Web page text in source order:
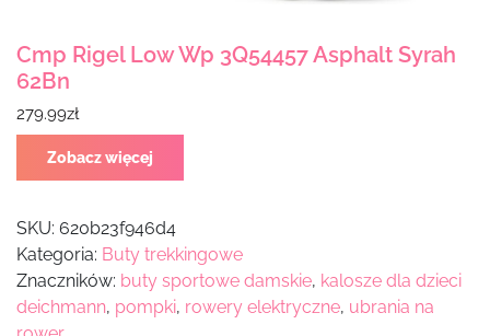
Cmp Rigel Low Wp 3Q54457 Asphalt Syrah
62Bn
279.99zł
Zobacz więcej
SKU: 620b23f946d4
Kategoria: Buty trekkingowe
Znaczników: buty sportowe damskie, kalosze dla dzieci
deichmann, pompki, rowery elektryczne, ubrania na